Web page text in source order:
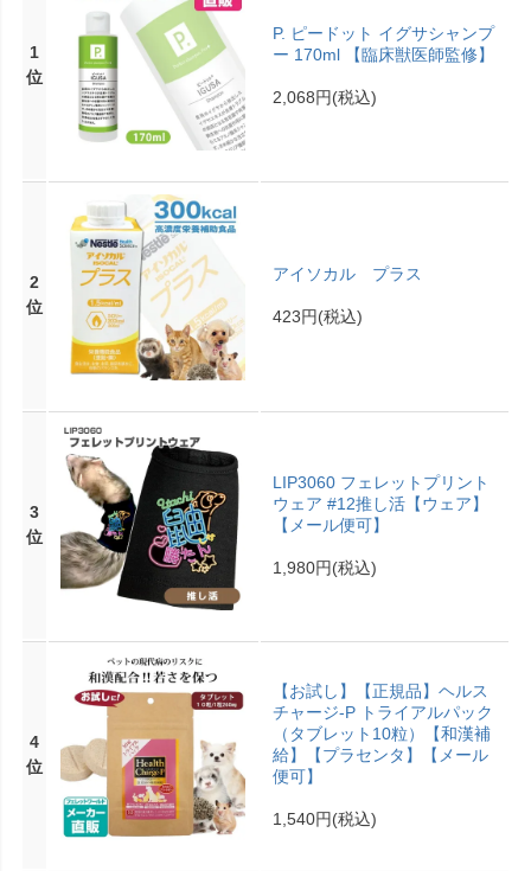
1
位
P. ピードット イグサシャンプ
ー 170ml 【臨床獣医師監修】
2,068円(税込)
2
位
アイソカル プラス
423円(税込)
3
位
LIP3060 フェレットプリント
ウェア #12推し活【ウェア】
【メール便可】
1,980円(税込)
4
位
【お試し】【正規品】ヘルス
チャージ-P トライアルパック
（タブレット10粒）【和漢補
給】【プラセンタ】【メール
便可】
1,540円(税込)